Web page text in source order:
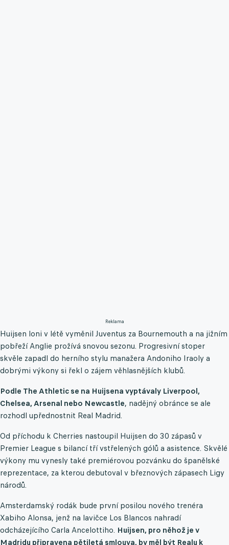
Reklama
Huijsen loni v létě vyměnil Juventus za Bournemouth a na jižním
pobřeží Anglie prožívá snovou sezonu. Progresivní stoper
skvěle zapadl do herního stylu manažera Andoniho Iraoly a
dobrými výkony si řekl o zájem věhlasnějších klubů.
Podle The Athletic se na Huijsena vyptávaly Liverpool,
Chelsea, Arsenal nebo Newcastle, nadějný obránce se ale
rozhodl upřednostnit Real Madrid.
Od příchodu k Cherries nastoupil Huijsen do 30 zápasů v
Premier League s bilancí tří vstřelených gólů a asistence. Skvělé
výkony mu vynesly také premiérovou pozvánku do španělské
reprezentace, za kterou debutoval v březnových zápasech Ligy
národů.
Amsterdamský rodák bude první posilou nového trenéra
Xabiho Alonsa, jenž na lavičce Los Blancos nahradí
odcházejícího Carla Ancelottiho. Huijsen, pro něhož je v
Madridu připravena pětiletá smlouva, by měl být Realu k